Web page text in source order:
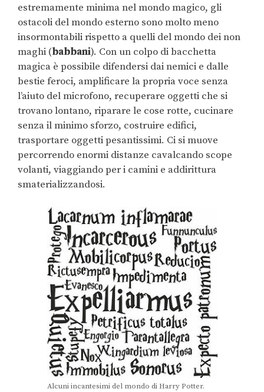
estremamente minima nel mondo magico, gli
ostacoli del mondo esterno sono molto meno
insormontabili rispetto a quelli del mondo dei non
maghi (babbani). Con un colpo di bacchetta
magica è possibile difendersi dai nemici e dalle
bestie feroci, amplificare la propria voce senza
l’aiuto del microfono, recuperare oggetti che si
trovano lontano, riparare le cose rotte, cucinare
senza il minimo sforzo, costruire edifici,
trasportare oggetti pesantissimi. Ci si muove
percorrendo enormi distanze cavalcando scope
volanti, viaggiando per i camini e addirittura
smaterializzandosi.
Alcuni incantesimi del mondo di Harry Potter.